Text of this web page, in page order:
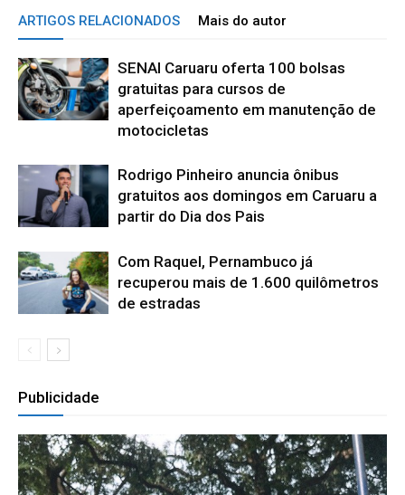
ARTIGOS RELACIONADOS Mais do autor
SENAI Caruaru oferta 100 bolsas
gratuitas para cursos de
aperfeiçoamento em manutenção de
motocicletas
Rodrigo Pinheiro anuncia ônibus
gratuitos aos domingos em Caruaru a
partir do Dia dos Pais
Com Raquel, Pernambuco já
recuperou mais de 1.600 quilômetros
de estradas
Publicidade